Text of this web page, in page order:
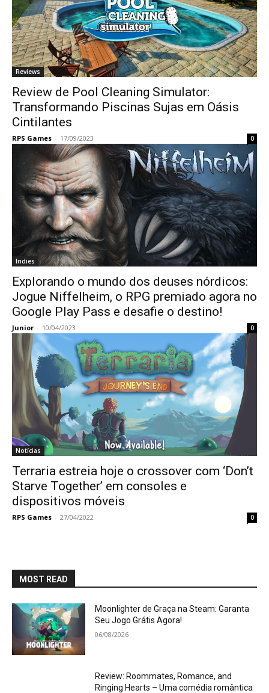
Reviews
Review de Pool Cleaning Simulator:
Transformando Piscinas Sujas em Oásis
Cintilantes
RPS Games - 17/09/2023 0
Indies
Explorando o mundo dos deuses nórdicos:
Jogue Niffelheim, o RPG premiado agora no
Google Play Pass e desafie o destino!
Junior - 10/04/2023 0
Notícias
Terraria estreia hoje o crossover com ‘Don’t
Starve Together’ em consoles e
dispositivos móveis
RPS Games - 27/04/2022 0
MOST READ
Moonlighter de Graça na Steam: Garanta
Seu Jogo Grátis Agora!
06/08/2026
Review: Roommates, Romance, and
Ringing Hearts – Uma comédia romântica